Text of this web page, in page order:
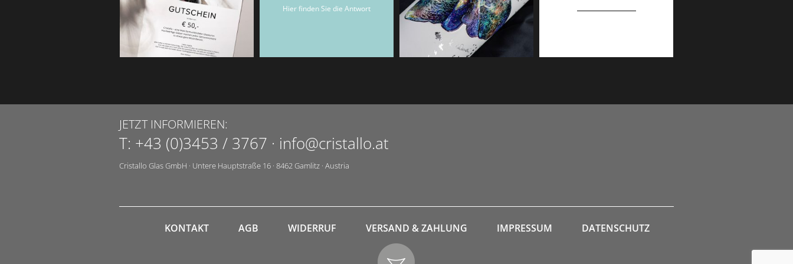
Hier finden Sie die Antwort
JETZT INFORMIEREN:
T: +43 (0)3453 / 3767 · info@cristallo.at
Cristallo Glas GmbH · Untere Hauptstraße 16 · 8462Gamlitz · Austria
KONTAKT AGB WIDERRUF VERSAND & ZAHLUNG IMPRESSUM DATENSCHUTZ